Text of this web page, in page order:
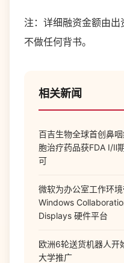
注：详细融资金额由
不做任何背书。
相关新闻
百吉生物全球首创鼻
胞治疗药品获FDA Ⅰ/Ⅱ
可
微软为办公室工作环
Windows
Displays 硬件平台
欧洲6轮送货机器人开
大学推广